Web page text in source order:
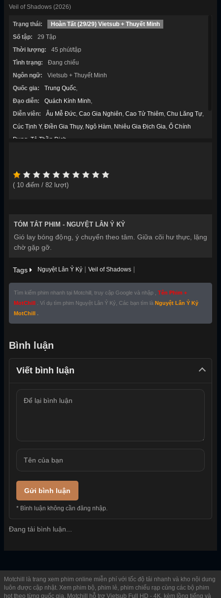
Veil of Shadows (2026)
Trạng thái:
Hoàn Tất (29/29) Vietsub + Thuyết Minh
Số tập:
29 Tập
Thời lượng:
45 phút/tập
Tình trạng:
Đang chiếu
Ngôn ngữ:
Vietsub + Thuyết Minh
Quốc gia:
Trung Quốc,
Đạo diễn:
Quách Kính Minh,
Diễn viên:
Âu Mễ Đức, Cao Gia Nghiên, Cao Tử Thiêm, Chu Lăng Tự,
Cúc Tịnh Y, Điền Gia Thụy, Ngô Hàm, Nhiêu Gia Địch Gia, Ổ Chính
Dung Tả Thần Dịch
( 10 điểm / 82 lượt)
TÓM TẮT PHIM - NGUYỆT LÂN Ỷ KỶ
Gió lay bóng động, ý chuyển theo tâm. Giữa cõi hư thực, lặng
chờ gặp gỡ.
Tags Nguyệt Lân Ỷ Kỷ | Veil of Shadows |
Tìm kiếm phim nhanh tại Motchill, truy cập Google và nhập , Tên Phim +
MotChill
. Ví dụ tìm phim Nguyệt Lân Ỷ Kỷ, Các bạn tìm là Nguyệt Lân Ỷ Kỷ
MotChill .
Bình luận
Viết bình luận
Gửi bình luận
* Bình luận không cần đăng nhập.
Đang tải bình luận...
Motchill là trang xem phim online miễn phí với tốc độ tải nhanh và kho nội dung
luôn được cập nhật. Xem phim bộ, phim lẻ, phim chiếu rạp cùng các bộ phim
hot theo từng quốc gia. Motchill hỗ trợ Vietsub Full HD - 4K, kèm lồng tiếng và